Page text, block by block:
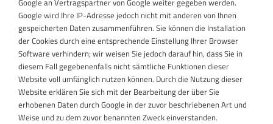
Google wird Ihre IP-Adresse jedoch nicht mit anderen von Ihnen
gespeicherten Daten zusammenführen. Sie können die Installation
der Cookies durch eine entsprechende Einstellung Ihrer Browser
Software verhindern; wir weisen Sie jedoch darauf hin, dass Sie in
diesem Fall gegebenenfalls nicht sämtliche Funktionen dieser
Website voll umfänglich nutzen können. Durch die Nutzung dieser
Website erklären Sie sich mit der Bearbeitung der über Sie
erhobenen Daten durch Google in der zuvor beschriebenen Art und
Weise und zu dem zuvor benannten Zweck einverstanden.